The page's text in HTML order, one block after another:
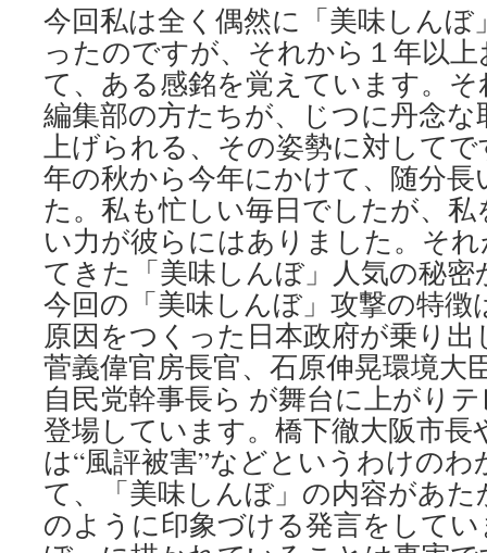
今回私は全く偶然に「美味しんぼ
ったのですが、それから１年以
て、ある感銘を覚えています。
編集部の方たちが、じつに丹念
上げられる、その姿勢に対して
年の秋から今年にかけて、随分
た。私も忙しい毎日でしたが、
い力が彼らにはありました。そ
てきた「美味しんぼ」人気の秘
今回の「美味しんぼ」攻撃の特徴
原因をつくった日本政府が乗り
菅義偉官房長官、石原伸晃環境大
自民党幹事長ら が舞台に上がり
登場しています。橋下徹大阪市長
は“風評被害”などというわけの
て、「美味しんぼ」の内容があ
のように印象づける発言をして